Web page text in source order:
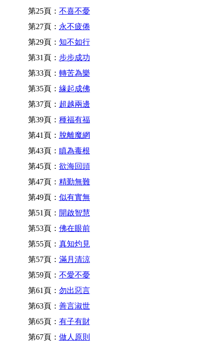
第25頁： 不喜不憂
第27頁： 永不疲倦
第29頁： 知不如行
第31頁： 步步成功
第33頁： 轉苦為樂
第35頁： 緣起成佛
第37頁： 超越兩邊
第39頁： 種福有福
第41頁： 脫離魔網
第43頁： 瞋為毒根
第45頁： 欲海回頭
第47頁： 精勤無難
第49頁： 似有實無
第51頁： 開啟智慧
第53頁： 佛在眼前
第55頁： 真知灼見
第57頁： 滿月清涼
第59頁： 不愛不憂
第61頁： 勿出惡言
第63頁： 善言淑世
第65頁： 有子有財
第67頁： 做人原則